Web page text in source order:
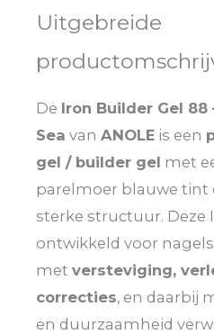
Uitgebreide
De Iron Builder Gel 88
Sea van ANOLE is een
gel / builder gel met
parelmoer blauwe tint
sterke structuur. Deze
ontwikkeld voor
met versteviging,
correcties, en daarbij
en duurzaamheid